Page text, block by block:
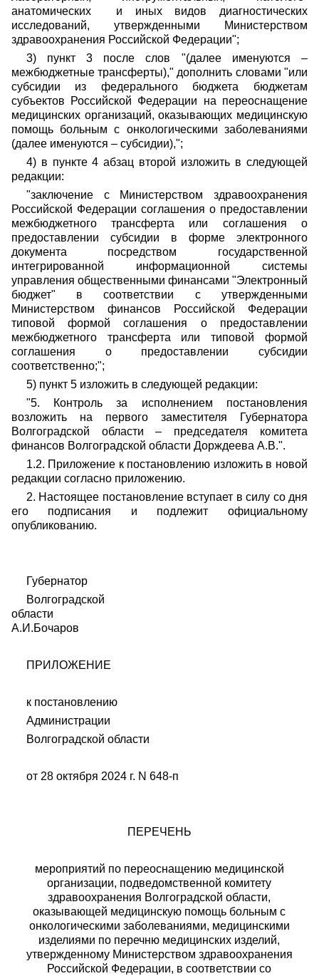
анатомических и иных видов диагностических
исследований, утвержденными Министерством
здравоохранения Российской Федерации";
3) пункт 3 после слов "(далее именуются –
межбюджетные трансферты)," дополнить словами "или
субсидии из федерального бюджета бюджетам
субъектов Российской Федерации на переоснащение
медицинских организаций, оказывающих медицинскую
помощь больным с онкологическими заболеваниями
(далее именуются – субсидии),";
4) в пункте 4 абзац второй изложить в следующей
редакции:
"заключение с Министерством здравоохранения
Российской Федерации соглашения о предоставлении
межбюджетного трансферта или соглашения о
предоставлении субсидии в форме электронного
документа посредством государственной
интегрированной информационной системы
управления общественными финансами "Электронный
бюджет" в соответствии с утвержденными
Министерством финансов Российской Федерации
типовой формой соглашения о предоставлении
межбюджетного трансферта или типовой формой
соглашения о предоставлении субсидии
соответственно;";
5) пункт 5 изложить в следующей редакции:
"5. Контроль за исполнением постановления
возложить на первого заместителя Губернатора
Волгоградской области – председателя комитета
финансов Волгоградской области Дорждеева А.В.".
1.2. Приложение к постановлению изложить в новой
редакции согласно приложению.
2. Настоящее постановление вступает в силу со дня
его подписания и подлежит официальному
опубликованию.
Губернатор
Волгоградской
области
А.И.Бочаров
ПРИЛОЖЕНИЕ
к постановлению
Администрации
Волгоградской области
от 28 октября 2024 г. N 648-п
ПЕРЕЧЕНЬ
мероприятий по переоснащению медицинской
организации, подведомственной комитету
здравоохранения Волгоградской области,
оказывающей медицинскую помощь больным с
онкологическими заболеваниями, медицинскими
изделиями по перечню медицинских изделий,
утвержденному Министерством здравоохранения
Российской Федерации, в соответствиисо